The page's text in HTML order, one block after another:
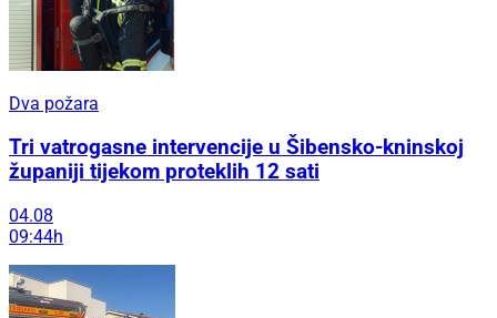
Dva požara
Tri vatrogasne intervencije u Šibensko-kninskoj
županiji tijekom proteklih 12 sati
04.08
09:44h